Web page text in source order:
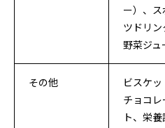
ー）、ス
ツドリン
野菜ジュ
その他
ビスケッ
チョコレ
ト、栄